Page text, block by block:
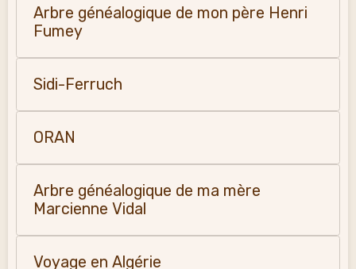
Arbre généalogique de mon père Henri
Fumey
Sidi-Ferruch
ORAN
Arbre généalogique de ma mère
Marcienne Vidal
Voyage en Algérie